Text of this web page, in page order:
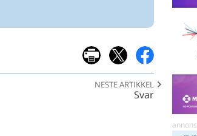
NESTE ARTIKKEL
Svar